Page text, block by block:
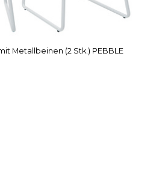
Metallbeinen (2 Stk.) PEBBLE